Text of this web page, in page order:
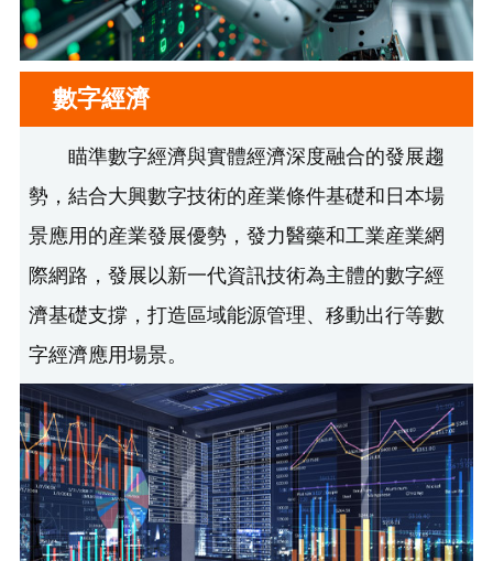
數字經濟
瞄準數字經濟與實體經濟深度融合的發展趨
勢，結合大興數字技術的産業條件基礎和日本場
景應用的産業發展優勢，發力醫藥和工業産業網
際網路，發展以新一代資訊技術為主體的數字經
濟基礎支撐，打造區域能源管理、移動出行等數
字經濟應用場景。